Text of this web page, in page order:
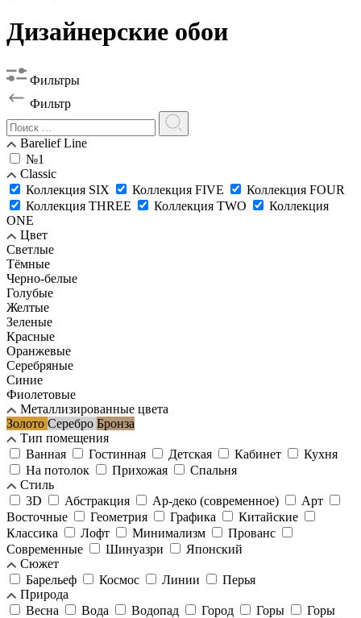
Дизайнерские обои
Фильтры
Фильтр
Barelief Line
№1
Classic
Коллекция SIX
Коллекция FIVE
Коллекция FOUR
Коллекция THREE
Коллекция TWO
Коллекция
ONE
Цвет
Светлые
Тёмные
Черно-белые
Голубые
Желтые
Зеленые
Красные
Оранжевые
Серебряные
Синие
Фиолетовые
Металлизированные цвета
Золото Серебро Бронза
Тип помещения
Ванная
Гостинная Детская Кабинет
Кухня
На потолок
Прихожая
Спальня
Стиль
3D
Абстракция Ар-деко (современное)
Арт
Восточные
Геометрия Графика
Китайские
Классика
Лофт Минимализм
Прованс
Современные
Шинуазри
Японский
Сюжет
Барельеф
Космос Линии
Перья
Природа
Весна
Вода Водопад Город Горы
Горы